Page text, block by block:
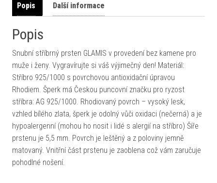
Popis Další informace
Popis
Snubní stříbrný prsten GLAMIS v provedení bez kamene pro
muže i ženy. Vygravírujte si váš výjimečný den! Materiál:
Stříbro 925/1000 s povrchovou antioxidační úpravou
Rhodiem. Šperk má Českou puncovní značku pro ryzost
stříbra: AG 925/1000. Rhodiovaný povrch – vysoký lesk,
vzhled bílého zlata, šperk je odolný vůči oxidaci (nečerná) a je
hypoalergenní (mohou ho nosit i lidé s alergií na stříbro) Šíře
prstenu je 5,5 mm. Povrch je leštěný a z poloviny jemně
matovaný. Vnitřní část prstenu je zaoblena což vám zaručuje
pohodlné nošení.